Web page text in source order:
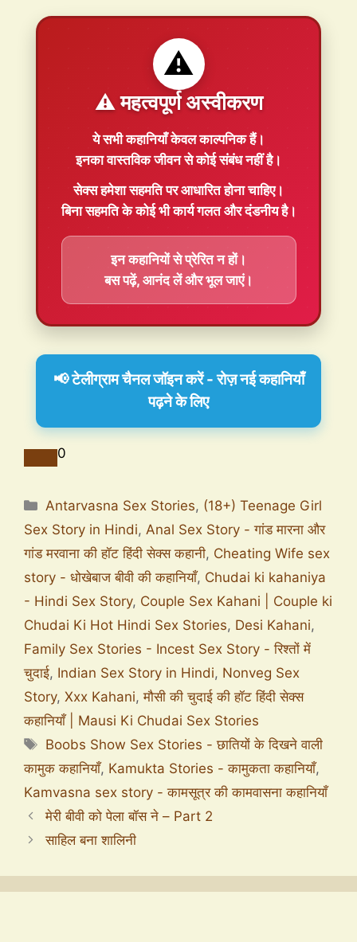
⚠️
⚠️ महत्वपूर्ण अस्वीकरण
ये सभी कहानियाँकेवल काल्पनिकहैं।
इनका वास्तविक जीवन से कोई संबंध नहीं है।
सेक्स हमेशासहमतिपर आधारित होना चाहिए।
बिना सहमति के कोई भी कार्य गलत और दंडनीय है।
इन कहानियों से प्रेरित न हों।
बस पढ़ें, आनंद लें और भूल जाएं।
📢 टेलीग्राम चैनल जॉइन करें - रोज़ नई कहानियाँ
पढ़ने के लिए
0
Antarvasna Sex Stories, (18+) Teenage Girl
Sex Story in Hindi, Anal Sex Story - गांड मारना और
गांड मरवाना की हॉट हिंदी सेक्स कहानी, Cheating Wife sex
story - धोखेबाज बीवी की कहानियाँ, Chudai ki kahaniya
- Hindi Sex Story, Couple Sex Kahani | Couple ki
Chudai Ki Hot Hindi Sex Stories, Desi Kahani,
Family Sex Stories - Incest Sex Story - रिश्तों में
चुदाई, Indian Sex Story in Hindi, Nonveg Sex
Story, Xxx Kahani,मौसी की चुदाई की हॉट हिंदी सेक्स
कहानियाँ | Mausi Ki Chudai Sex Stories
Boobs Show Sex Stories - छातियों के दिखने वाली
कामुक कहानियाँ, Kamukta Stories - कामुकता कहानियाँ,
Kamvasna sex story - कामसूत्र की कामवासना कहानियाँ
मेरी बीवी को पेला बॉस ने – Part 2
साहिल बना शालिनी